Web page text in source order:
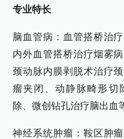
专业特长
脑血管病：血管搭桥治
内外血管搭桥治疗烟雾
颈动脉内膜剥脱术治疗
瘤夹闭、动静脉畸形切
除、微创钻孔治疗脑出血
神经系统肿瘤：鞍区肿